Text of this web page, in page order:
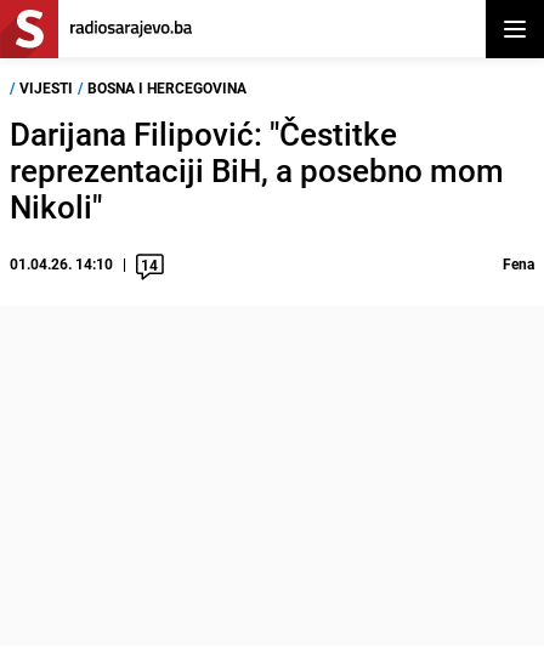
/ VIJESTI / BOSNA I HERCEGOVINA
Darijana Filipović: "Čestitke
reprezentaciji BiH, a posebno mom
Nikoli"
01.04.26. 14:10 14 Fena